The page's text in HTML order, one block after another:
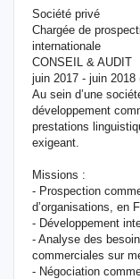
Société privé
Chargée de
internationale
CONSEIL & AUDIT
juin 2017 - juin 2018
Au sein d’une
développement
prestations
exigeant.
Missions :
- Prospection
d’organisations, en
- Développement
- Analyse des
commerciales sur
- Négociation